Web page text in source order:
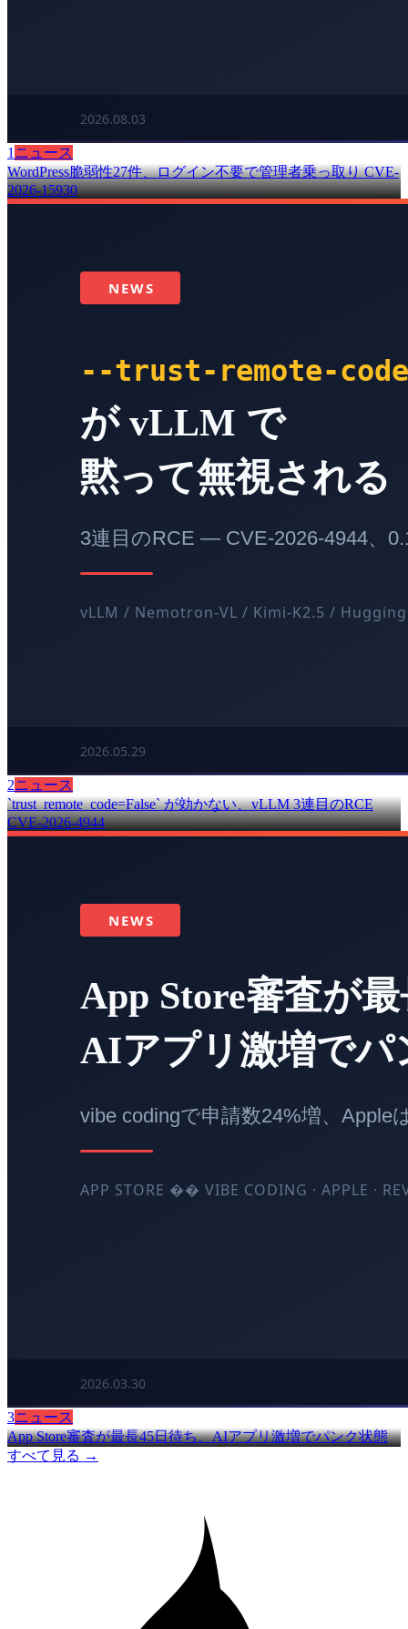
1 ニュース
WordPress脆弱性27件、ログイン不要で管理者乗っ取り CVE-
2026-15930
2ニュース
`trust_remote_code=False` が効かない、vLLM 3連目のRCE
CVE-2026-4944
3ニュース
App Store審査が最長45日待ち、AIアプリ激増でパンク状態
すべて見る →